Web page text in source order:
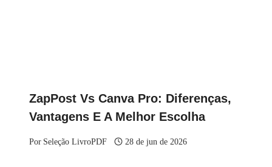
ZapPost Vs Canva Pro: Diferenças,
Vantagens E A Melhor Escolha
Por Seleção LivroPDF 28 de jun de 2026